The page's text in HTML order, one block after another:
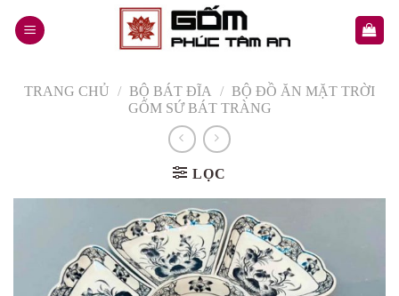
TRANG CHỦ / BỘ BÁT ĐĨA / BỘ ĐỒ ĂN MẶT TRỜI
GỐM SỨ BÁT TRÀNG
LỌC